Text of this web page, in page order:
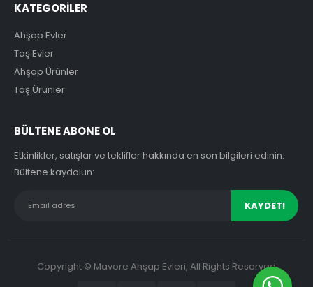
KATEGORİLER
Ahşap Evler
Taş Evler
Ahşap Ürünler
Taş Ürünler
BÜLTENE ABONE OL
Etkinlikler, satışlar ve teklifler hakkında en son bilgileri edinin.
Bültene kaydolun:
Copyright © Mavore Ahşap Evleri, All Rights Reserved